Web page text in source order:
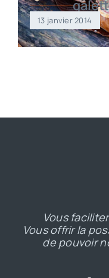
13 janvier 2014
Vous
Vous offrir la
de pouvoir